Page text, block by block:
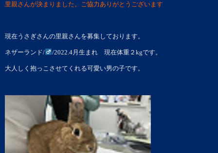
里親さんが決まりました。ご協力ありがとうございます
現在うさぎさんの里親さんを募集しております。
ネザーランド/ /2022.4月生まれ 現在体重２kgです。
大人しく抱っこさせてくれる可愛い男の子です。